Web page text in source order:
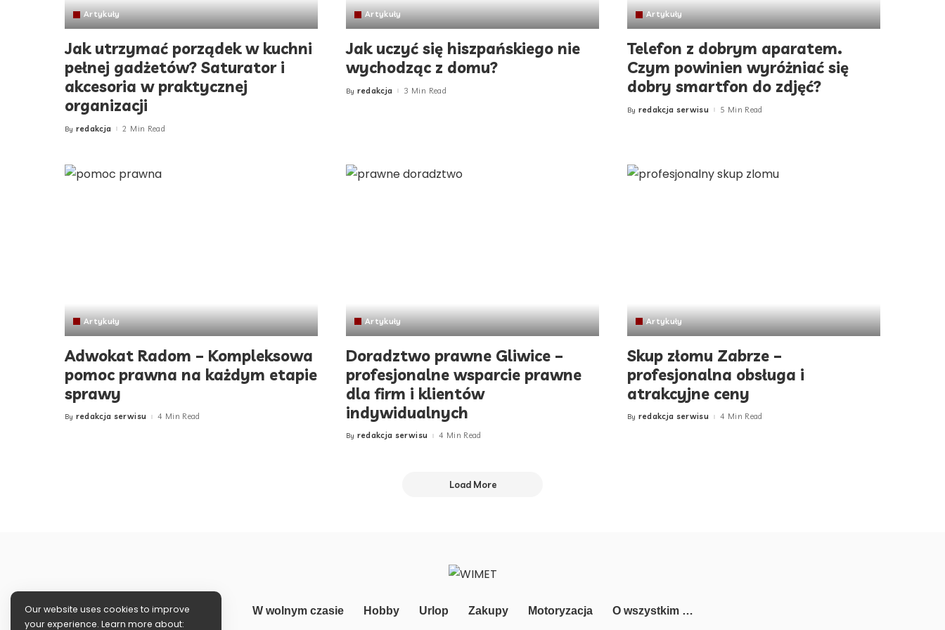
Artykuły
Jak utrzymać porządek w kuchni
pełnej gadżetów? Saturator i
akcesoria w praktycznej
organizacji
Posted
By redakcja 2 Min Read
Artykuły
Jak uczyć się hiszpańskiego nie
wychodząc z domu?
Posted
By redakcja 3 Min Read
Artykuły
Telefon z dobrym aparatem.
Czym powinien wyróżniać się
dobry smartfon do zdjęć?
Posted
By redakcja serwisu 5 Min Read
Artykuły
Adwokat Radom – Kompleksowa
pomoc prawna na każdym etapie
sprawy
Posted
By redakcja serwisu 4 Min Read
Artykuły
Doradztwo prawne Gliwice –
profesjonalne wsparcie prawne
dla firm i klientów
indywidualnych
Posted
By redakcja serwisu 4 Min Read
Artykuły
Skup złomu Zabrze –
profesjonalna obsługa i
atrakcyjne ceny
Posted
By redakcja serwisu 4 Min Read
Load More
W wolnym czasie Hobby Urlop Zakupy Motoryzacja O wszystkim …
Our website uses cookies to improve
your experience. Learn more about: